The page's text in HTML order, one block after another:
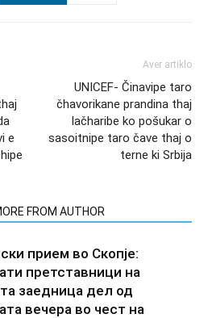
e
Aver artiklo
UNICEF- Činavipe taro
čhavorikane prandina thaj
lačharibe ko pošukar o
sasoitnipe taro čave thaj o
terne ki Srbija
FROM AUTHOR
прием во Скопје:
претставници на
заедница дел од
вечера во чест на